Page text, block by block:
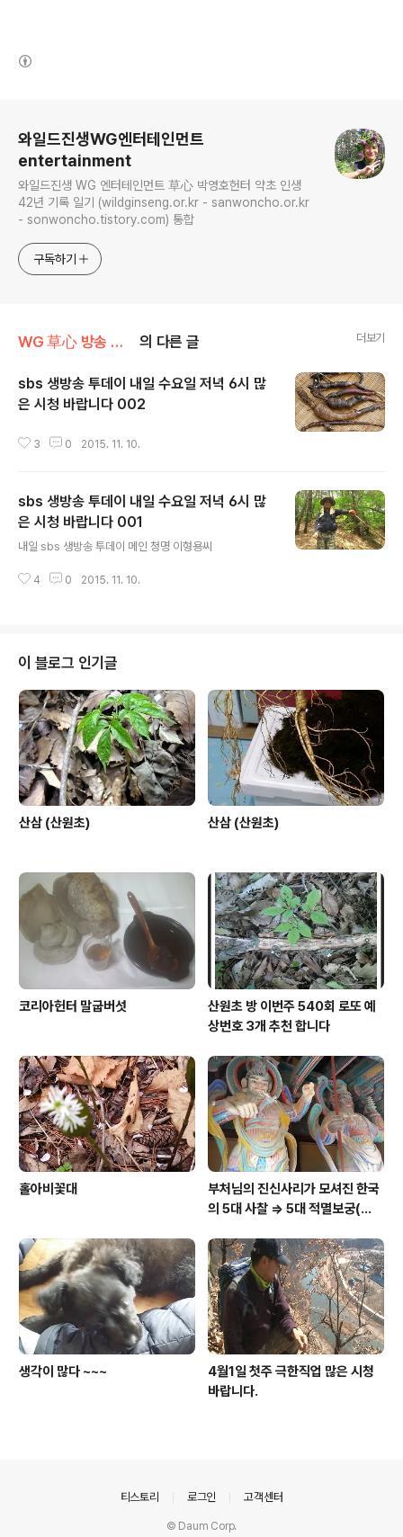
와일드진생WG엔터테인먼트
entertainment
와일드진생 WG 엔터테인먼트 草心 박영호헌터 약초 인생
42년 기록 일기 (wildginseng.or.kr - sanwoncho.or.kr
- sonwoncho.tistory.com) 통합
구독하기
WG 草心 방송 출연 기록 정보 의 다른 글 더보기
sbs 생방송 투데이 내일 수요일 저녁 6시 많
은 시청 바랍니다 002
3 0 2015. 11. 10.
sbs 생방송 투데이 내일 수요일 저녁 6시 많
은 시청 바랍니다 001
내일 sbs 생방송 투데이 메인 청명 이형용씨
4 0 2015. 11. 10.
이 블로그 인기글
산삼 (산원초) 산삼 (산원초)
코리아헌터 말굽버섯
산원초 방 이번주 540회 로또 예
상번호 3개 추천 합니다
홀아비꽃대
부처님의 진신사리가 모셔진 한국
의 5대 사찰 => 5대 적멸보궁(寂
생각이 많다 ~~~
4월1일 첫주 극한직업 많은 시청
바랍니다.
티스토리 로그인 고객센터
© Daum Corp.